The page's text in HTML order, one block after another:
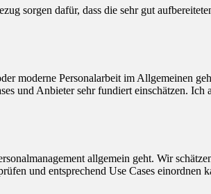
sorgen dafür, dass die sehr gut
moderne Personalarbeit im Allgemeinen
und Anbieter sehr fundiert einschätzen. Ich
allgemein geht. Wir
und entsprechend Use Cases einordnen